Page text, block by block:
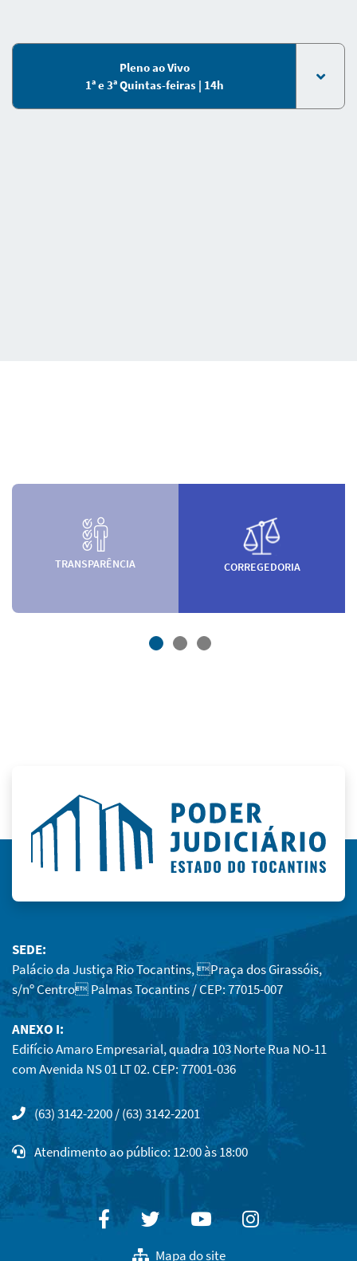
Pleno ao Vivo
1ª e 3ª Quintas-feiras | 14h
TRANSPARÊNCIA CORREGEDORIA
SEDE:
Palácio da Justiça Rio Tocantins, Praça dos Girassóis,
s/nº Centro Palmas Tocantins / CEP: 77015-007
ANEXO I:
Edifício Amaro Empresarial, quadra 103 Norte Rua NO-11
com Avenida NS 01 LT 02. CEP: 77001-036
(63) 3142-2200 / (63) 3142-2201
Atendimento ao público: 12:00 às 18:00
FacebookTwitterYoutubeInstagram
Mapa do site